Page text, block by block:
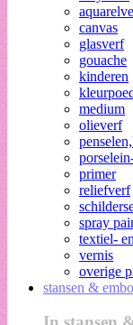
canvas
glasverf
gouache
kinderen
medium
olieverf
primer
reliefverf
spray
textiel-
vernis
overige
stansen &